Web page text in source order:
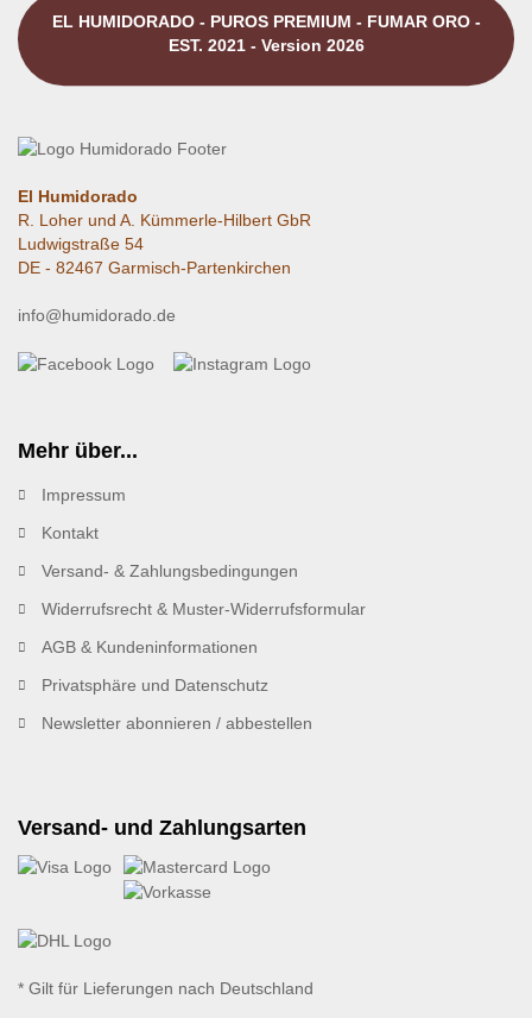
EL HUMIDORADO - PUROS PREMIUM - FUMAR ORO -
EST. 2021 - Version 2026
El Humidorado
R. Loher und A. Kümmerle-Hilbert GbR
Ludwigstraße 54
DE - 82467 Garmisch-Partenkirchen
info@humidorado.de
Mehr über...
Impressum
Kontakt
Versand- & Zahlungsbedingungen
Widerrufsrecht & Muster-Widerrufsformular
AGB & Kundeninformationen
Privatsphäre und Datenschutz
Newsletter abonnieren / abbestellen
Versand- und Zahlungsarten
* Gilt für Lieferungen nach Deutschland